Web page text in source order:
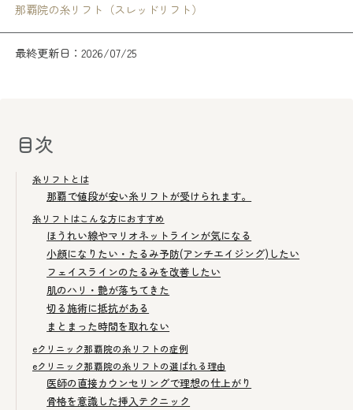
那覇院の糸リフト（スレッドリフト）
最終更新日：2026/07/25
目次
糸リフトとは
那覇で値段が安い糸リフトが受けられます。
糸リフトはこんな方におすすめ
ほうれい線やマリオネットラインが気になる
小顔になりたい・たるみ予防(アンチエイジング)したい
フェイスラインのたるみを改善したい
肌のハリ・艶が落ちてきた
切る施術に抵抗がある
まとまった時間を取れない
eクリニック那覇院の糸リフトの症例
eクリニック那覇院の糸リフトの選ばれる理由
医師の直接カウンセリングで理想の仕上がり
骨格を意識した挿入テクニック